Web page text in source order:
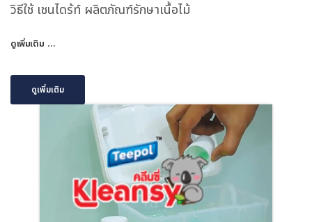
วิธีใช้ เชนไดร้ท์ ผลิตภัณฑ์รักษาเนื้อไม้
ดูเพิ่มเติม …
ดูเพิ่มเติม